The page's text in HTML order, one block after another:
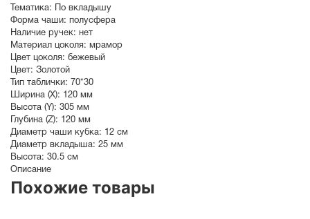
Тематика:
По вкладышу
Форма чаши: полусфера
Наличие ручек: нет
Материал цоколя: мрамор
Цвет цоколя: бежевый
Цвет: Золотой
Тип таблички: 70*30
Ширина (X): 120 мм
Высота (Y): 305 мм
Глубина (Z): 120 мм
Диаметр чаши кубка: 12 см
Диаметр вкладыша: 25 мм
Высота: 30.5 см
Описание
Похожие товары